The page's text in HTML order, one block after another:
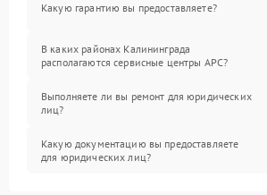
Какую гарантию вы предоставляете?
В каких районах Калининграда
располагаются сервисные центры APC?
Выполняете ли вы ремонт для юридических
лиц?
Какую документацию вы предоставляете
для юридических лиц?